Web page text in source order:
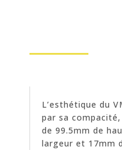
L’esthétique du
par sa
de 99.5mm de
largeur et 17mm